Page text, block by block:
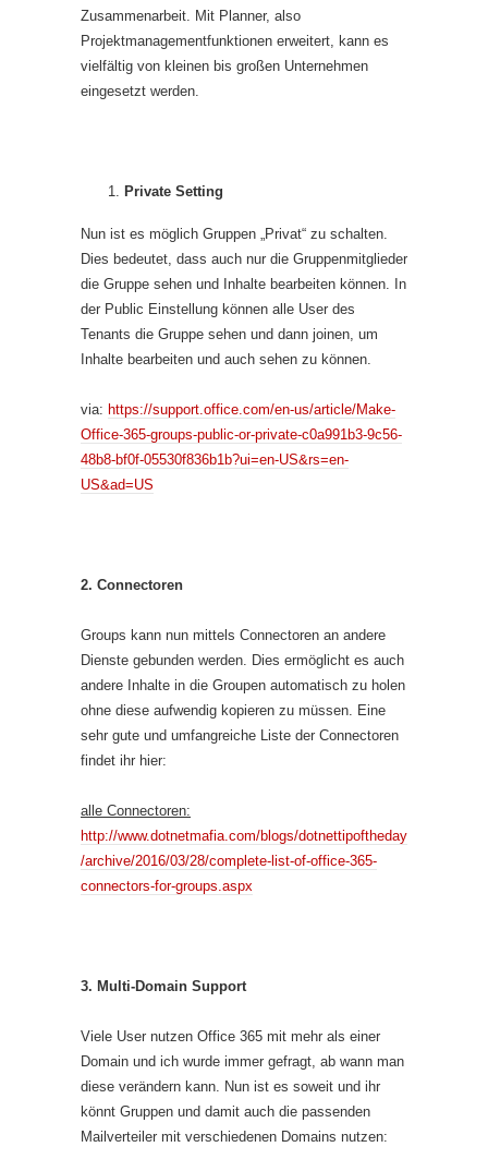
Zusammenarbeit. Mit Planner, also
Projektmanagementfunktionen erweitert, kann es
vielfältig von kleinen bis großen Unternehmen
eingesetzt werden.
Private Setting
Nun ist es möglich Gruppen „Privat“ zu schalten.
Dies bedeutet, dass auch nur die Gruppenmitglieder
die Gruppe sehen und Inhalte bearbeiten können. In
der Public Einstellung können alle User des
Tenants die Gruppe sehen und dann joinen, um
Inhalte bearbeiten und auch sehen zu können.
via: https://support.office.com/en-us/article/Make-
Office-365-groups-public-or-private-c0a991b3-9c56-
48b8-bf0f-05530f836b1b?ui=en-US&rs=en-
US&ad=US
2. Connectoren
Groups kann nun mittels Connectoren an andere
Dienste gebunden werden. Dies ermöglicht es auch
andere Inhalte in die Groupen automatisch zu holen
ohne diese aufwendig kopieren zu müssen. Eine
sehr gute und umfangreiche Liste der Connectoren
findet ihr hier:
alle Connectoren:
http://www.dotnetmafia.com/blogs/dotnettipoftheday
/archive/2016/03/28/complete-list-of-office-365-
connectors-for-groups.aspx
3. Multi-Domain Support
Viele User nutzen Office 365 mit mehr als einer
Domain und ich wurde immer gefragt, ab wann man
diese verändern kann. Nun ist es soweit und ihr
könnt Gruppen und damit auch die passenden
Mailverteiler mit verschiedenen Domains nutzen: